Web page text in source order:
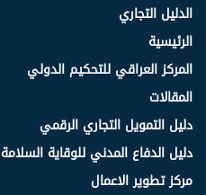
الدليل التجاري
الرئيسية
المركز العراقي للتحكيم الدولي
المقالات
دليل التمويل التجاري الرقمي
دليل الدفاع المدني للوقاية السلامة
مركز تطوير الاعمال